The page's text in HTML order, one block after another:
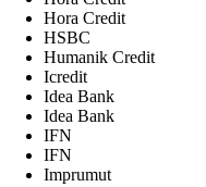
Hora Credit
HSBC
Humanik Credit
Icredit
Idea Bank
Idea Bank
IFN
IFN
Imprumut